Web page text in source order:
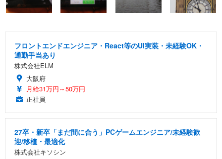
フロントエンドエンジニア・React等のUI実装・未経験OK・
通勤手当あり
株式会社ELM
大阪府
月給31万円～50万円
正社員
27卒・新卒「まだ間に合う」PCゲームエンジニア/未経験歓
迎/移植・最適化
株式会社キソシン